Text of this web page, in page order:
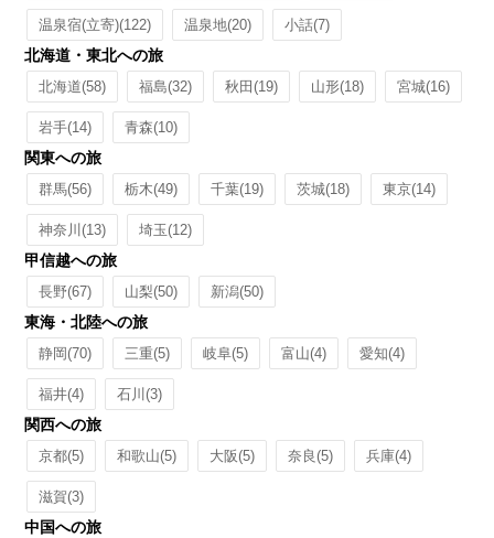
温泉宿(立寄)(122) 温泉地(20) 小話(7)
北海道・東北への旅
北海道(58) 福島(32) 秋田(19) 山形(18) 宮城(16)
岩手(14) 青森(10)
関東への旅
群馬(56) 栃木(49) 千葉(19) 茨城(18) 東京(14)
神奈川(13) 埼玉(12)
甲信越への旅
長野(67) 山梨(50) 新潟(50)
東海・北陸への旅
静岡(70) 三重(5) 岐阜(5) 富山(4) 愛知(4)
福井(4) 石川(3)
関西への旅
京都(5) 和歌山(5) 大阪(5) 奈良(5) 兵庫(4)
滋賀(3)
中国への旅